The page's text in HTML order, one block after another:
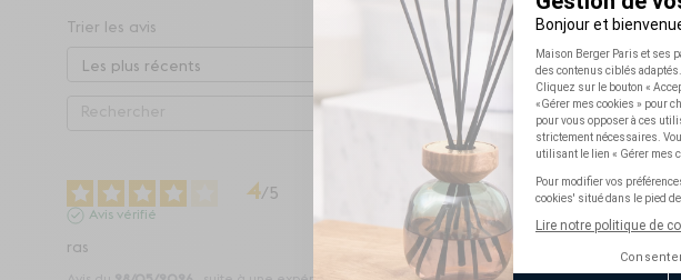
Trier les avis
4/5
Avis vérifié
ras